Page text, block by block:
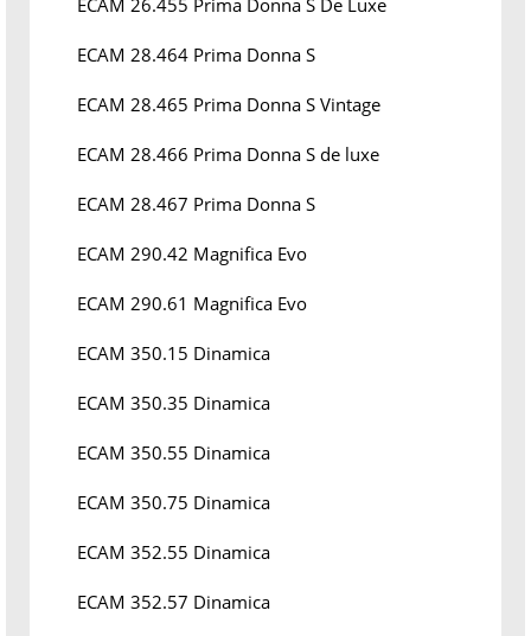
ECAM 26.455 Prima Donna S De Luxe
ECAM 28.464 Prima Donna S
ECAM 28.465 Prima Donna S Vintage
ECAM 28.466 Prima Donna S de luxe
ECAM 28.467 Prima Donna S
ECAM 290.42 Magnifica Evo
ECAM 290.61 Magnifica Evo
ECAM 350.15 Dinamica
ECAM 350.35 Dinamica
ECAM 350.55 Dinamica
ECAM 350.75 Dinamica
ECAM 352.55 Dinamica
ECAM 352.57 Dinamica